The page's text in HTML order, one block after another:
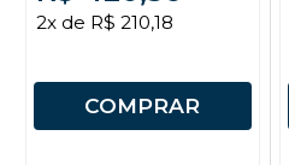
2x de R$ 210,18
COMPRAR